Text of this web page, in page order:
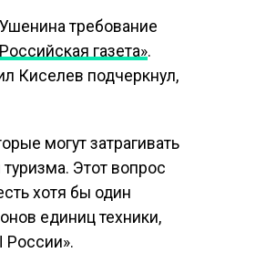
требование
газета».
Киселев подчеркнул,
могут затрагивать
Этот вопрос
хотя бы один
единиц техники,
России».